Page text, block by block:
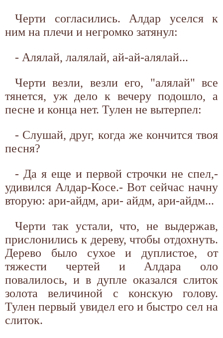
Черти согласились. Алдар уселся к
ним на плечи и негромко затянул:
- Алялай, лалялай, ай-ай-алялай...
Черти везли, везли его, "алялай" все
тянется, уж дело к вечеру подошло, а
песне и конца нет. Тулен не вытерпел:
- Слушай, друг, когда же кончится твоя
песня?
- Да я еще и первой строчки не спел,-
удивился Алдар-Косе.- Вот сейчас начну
вторую: ари-айдм, ари- айдм, ари-айдм...
Черти так устали, что, не выдержав,
прислонились к дереву, чтобы отдохнуть.
Дерево было сухое и дуплистое, от
тяжести чертей и Алдара оло
повалилось, и в дупле оказался слиток
золота величиной с конскую голову.
Тулен первый увидел его и быстро сел на
слиток.